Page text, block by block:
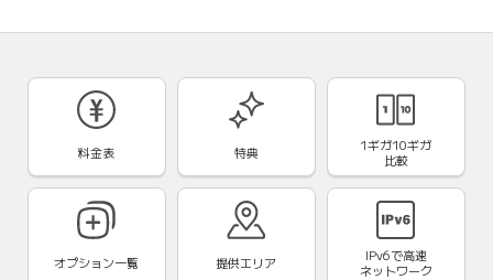
料金表 特典
1ギガ10ギガ
比較
オプション一覧 提供エリア IPv6で高速
ネットワーク